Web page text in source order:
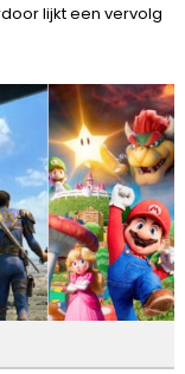
lijkt een vervolg